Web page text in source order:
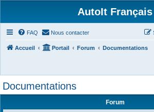
AutoIt Français
FAQ Nous contacter
Accueil Portail Forum Documentations
Documentations
Forum